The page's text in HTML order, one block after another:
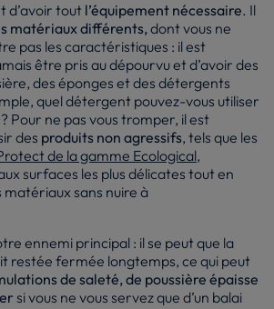
d’avoir tout l’équipement nécessaire. Il
matériaux différents,dont vous ne
pas les caractéristiques : il est
être pris au dépourvu et d’avoir des
des éponges et des détergents
quel détergent pouvez-vous utiliser
Pour ne pas vous tromper, il est
des produits non agressifs, tels que les
de la gamme Ecological,
surfaces les plus délicates tout en
sans nuire à
ennemi principal : il se peut que la
restée fermée longtemps, ce qui peut
de saleté, de poussière épaisse
si vous ne vous servez que d’un balai